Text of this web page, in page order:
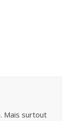
Mais surtout